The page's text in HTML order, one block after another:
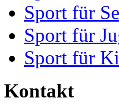
Sport für
Sport für
Sport für
Kontakt